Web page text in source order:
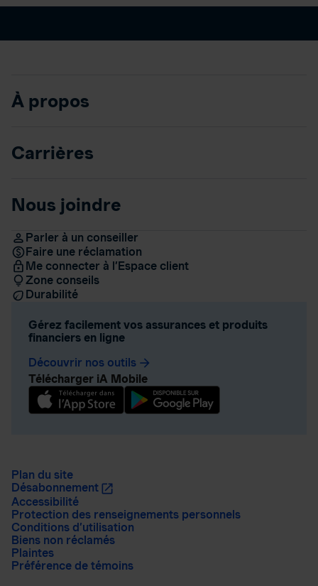
À propos
Carrières
Nous joindre
Parler à un conseiller
Faire une réclamation
Me connecter à l’Espace client
Zone conseils
Durabilité
Gérez facilement vos assurances et produits
financiers en ligne
Découvrir nos outils arrow_forward
Télécharger iA Mobile
Plan du site
Désabonnement
Accessibilité
Protection des renseignements personnels
Conditions d’utilisation
Biens non réclamés
Plaintes
Préférence de témoins